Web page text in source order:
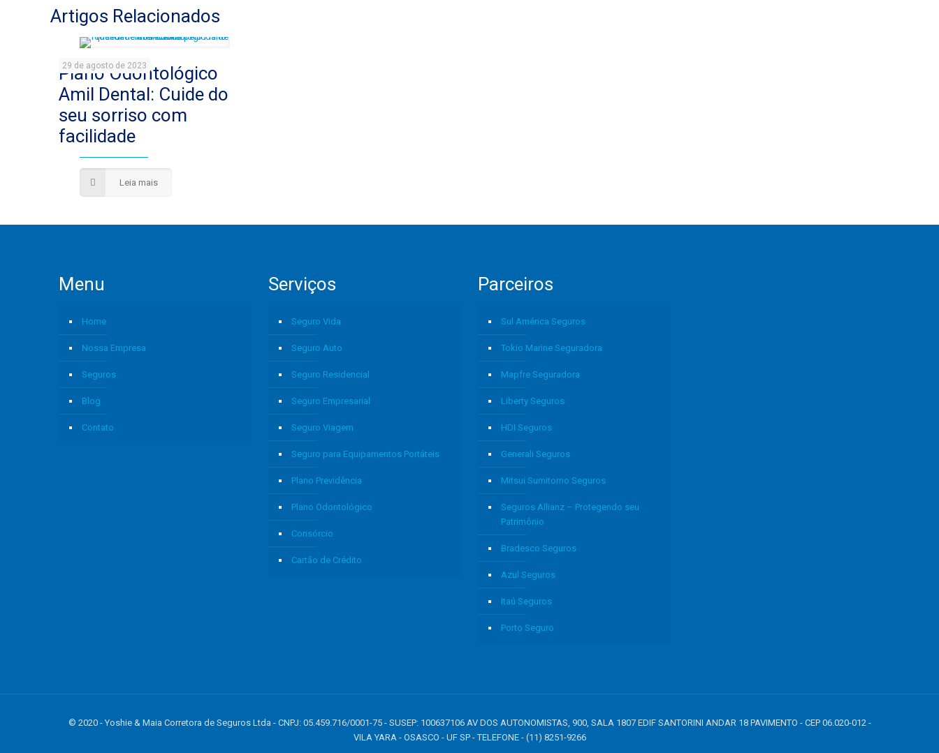
Artigos Relacionados
29 de agosto de 2023
Plano Odontológico
Amil Dental: Cuide do
seu sorriso com
facilidade
Leia mais
Menu
Home
Nossa Empresa
Seguros
Blog
Contato
Serviços
Seguro Vida
Seguro Auto
Seguro Residencial
Seguro Empresarial
Seguro Viagem
Seguro para Equipamentos Portáteis
Plano Previdência
Plano Odontológico
Consórcio
Cartão de Crédito
Parceiros
Sul América Seguros
Tokio Marine Seguradora
Mapfre Seguradora
Liberty Seguros
HDI Seguros
Generali Seguros
Mitsui Sumitomo Seguros
Seguros Allianz – Protegendo seu
Patrimônio
Bradesco Seguros
Azul Seguros
Itaú Seguros
Porto Seguro
© 2020 - Yoshie & Maia Corretora de Seguros Ltda - CNPJ: 05.459.716/0001-75 - SUSEP: 100637106 AV DOS AUTONOMISTAS, 900, SALA 1807 EDIF SANTORINI ANDAR 18 PAVIMENTO - CEP 06.020-012 -
VILA YARA - OSASCO - UF SP - TELEFONE - (11) 8251-9266